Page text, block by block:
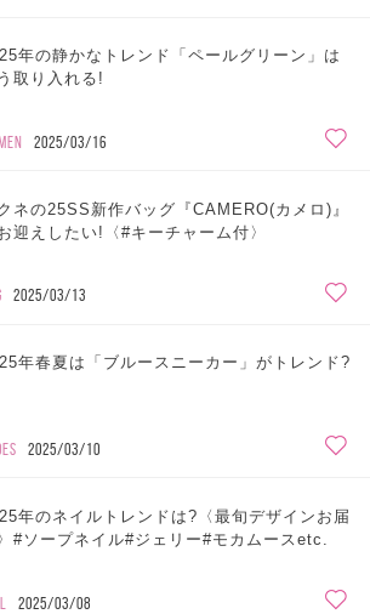
年の静かなトレンド「ペールグリーン」は
取り入れる!
2025/03/16
ネの25SS新作バッグ『CAMERO(カメロ)』
迎えしたい!〈#キーチャーム付〉
2025/03/13
年春夏は「ブルースニーカー」がトレンド?
2025/03/10
年のネイルトレンドは?〈最旬デザインお届
#ソープネイル#ジェリー#モカムースetc.
2025/03/08